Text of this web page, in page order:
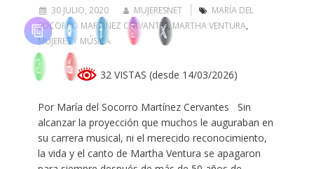
30 JULIO, 2020 MUJERESNET
MARÍA DEL
SOCORRO MARTÍNEZ CERVANTES,MARTHA VENTURA,
MUJERES Y MÚSICA
32 VISTAS (desde 14/03/2026)
Por María del Socorro Martínez Cervantes Sin
alcanzar la proyección que muchos le auguraban en
su carrera musical, ni el merecido reconocimiento,
la vida y el canto de Martha Ventura se apagaron